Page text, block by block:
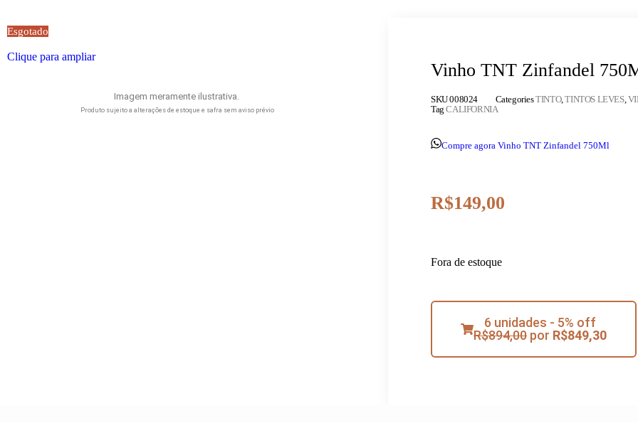
Esgotado
Clique para ampliar
Imagem meramente ilustrativa.
Produto sujeito a alterações de estoque e safra sem aviso prévio
Vinho TNT Zinfandel
SKU008024 CategoriesTINTO,TINTOS LEVES,
Tag CALIFORNIA
Compre agora Vinho TNT Zinfandel 750Ml
R$149,00
Fora de estoque
6 unidades - 5% off
R$894,00 por R$849,30